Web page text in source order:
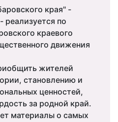
края" -
реализуется по
краевого
движения
жителей
становлению и
ценностей,
за родной край.
материалы о самых